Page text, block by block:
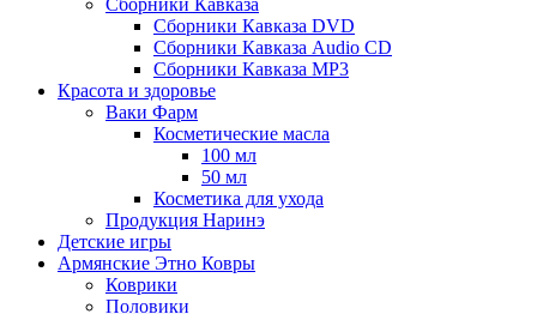
Сборники Кавказа
Сборники Кавказа DVD
Сборники Кавказа Audio CD
Сборники Кавказа MP3
Красота и здоровье
Ваки Фарм
Косметические масла
100 мл
50 мл
Косметика для ухода
Продукция Наринэ
Детские игры
Армянские Этно Ковры
Коврики
Половики